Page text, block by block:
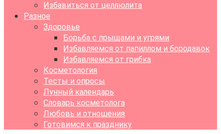
Избавиться от целлюлита
Разное
Здоровье
Борьба с прыщами и угрями
Избавляемся от папиллом и бородавок
Избавляемся от грибка
Косметология
Тесты и опросы
Лунный календарь
Словарь косметолога
Любовь и отношения
Готовимся к празднику